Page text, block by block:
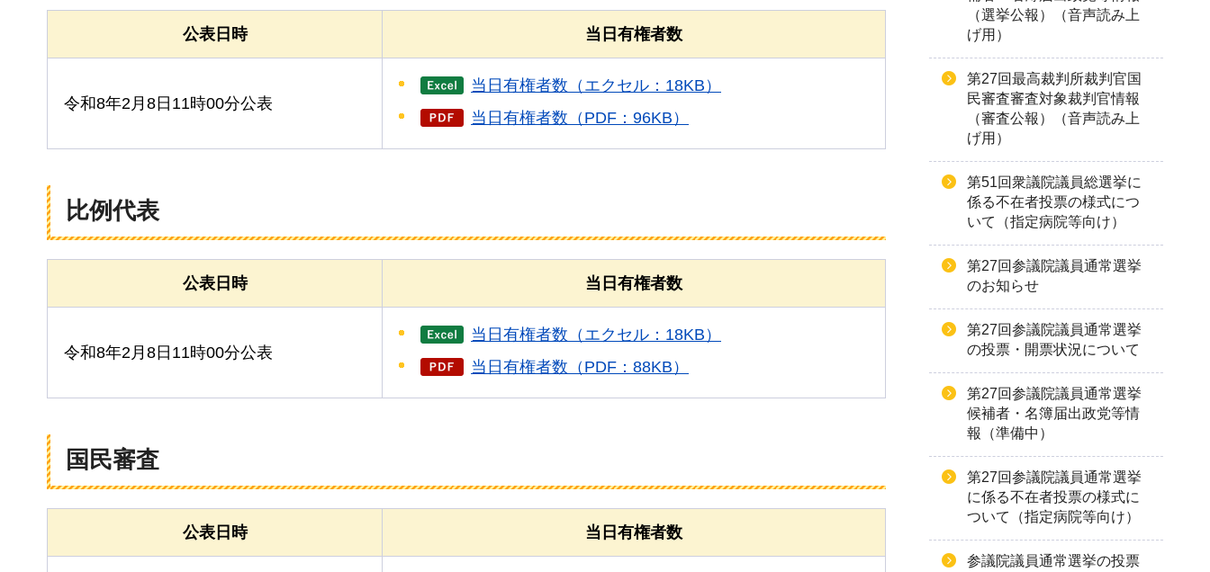
公表日時 当日有権者数
令和8年2月8日11時00分公表
当日有権者数（エクセル：18KB）
当日有権者数（PDF：96KB）
比例代表
公表日時 当日有権者数
令和8年2月8日11時00分公表
当日有権者数（エクセル：18KB）
当日有権者数（PDF：88KB）
国民審査
公表日時 当日有権者数
（選挙公報）（音声読み上
げ用）
第27回最高裁判所裁判官国
民審査審査対象裁判官情報
（審査公報）（音声読み上
げ用）
第51回衆議院議員総選挙に
係る不在者投票の様式につ
いて（指定病院等向け）
第27回参議院議員通常選挙
のお知らせ
第27回参議院議員通常選挙
の投票・開票状況について
第27回参議院議員通常選挙
候補者・名簿届出政党等情
報（準備中）
第27回参議院議員通常選挙
に係る不在者投票の様式に
ついて（指定病院等向け）
参議院議員通常選挙の投票